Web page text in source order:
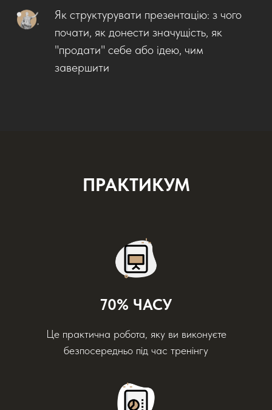
Як структурувати презентацію: з чого
почати, як донести значущість, як
"продати" себе або ідею, чим
завершити
ПРАКТИКУМ
70% ЧАСУ
Це практична робота, яку ви виконуєте
безпосередньо під час тренінгу